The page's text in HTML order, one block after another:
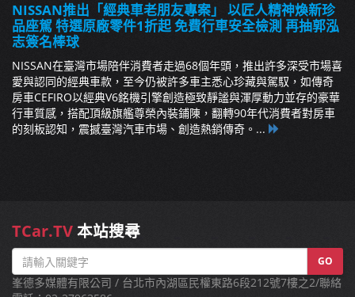
NISSAN推出「經典車老朋友專案」 以匠人精神煥新珍
品座駕 特選原廠零件1折起 免費行車安全檢測 再抽郭泓
志簽名棒球
NISSAN在臺灣市場陪伴消費者走過68個年頭，推出許多深受市場喜
愛與認同的經典車款，至今仍被許多車主悉心珍藏與駕馭，如傳奇
房車CEFIRO以經典V6銘機引擎創造極致靜謐與渾厚動力並存的豪華
行車質感，搭配頂級旗艦尊榮內裝鋪陳，翻轉90年代消費者對房車
的刻板認知，震撼臺灣汽車市場、創造熱銷傳奇。...
TCar.TV本站搜尋
GO
峯德多媒體有限公司 / 台北市內湖區民權東路6段212號7樓之2/聯絡